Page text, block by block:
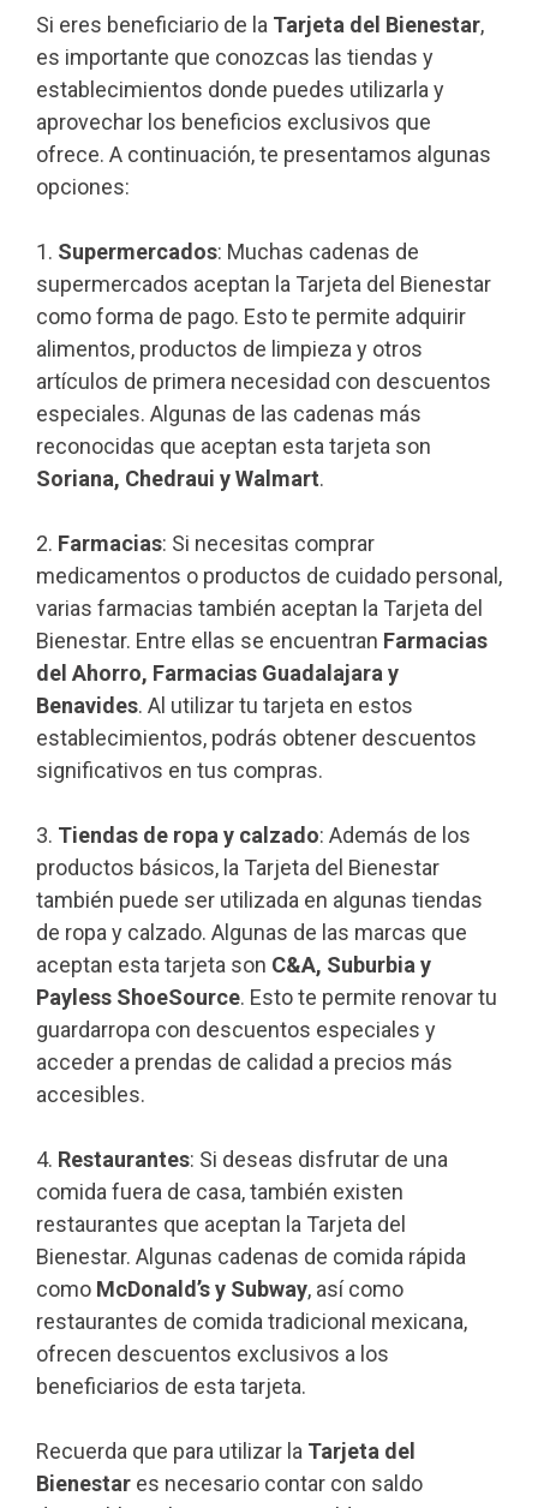
Si eres beneficiario de la Tarjeta del Bienestar,
es importante que conozcas las tiendas y
establecimientos donde puedes utilizarla y
aprovechar los beneficios exclusivos que
ofrece. A continuación, te presentamos algunas
opciones:
1. Supermercados: Muchas cadenas de
supermercados aceptan la Tarjeta del Bienestar
como forma de pago. Esto te permite adquirir
alimentos, productos de limpieza y otros
artículos de primera necesidad con descuentos
especiales. Algunas de las cadenas más
reconocidas que aceptan esta tarjeta son
Soriana, Chedraui y Walmart.
2. Farmacias: Si necesitas comprar
medicamentos o productos de cuidado personal,
varias farmacias también aceptan la Tarjeta del
Bienestar. Entre ellas se encuentran Farmacias
del Ahorro, Farmacias Guadalajara y
Benavides. Al utilizar tu tarjeta en estos
establecimientos, podrás obtener descuentos
significativos en tus compras.
3. Tiendas de ropa y calzado: Además de los
productos básicos, la Tarjeta del Bienestar
también puede ser utilizada en algunas tiendas
de ropa y calzado. Algunas de las marcas que
aceptan esta tarjeta son C&A, Suburbia y
Payless ShoeSource. Esto te permite renovar tu
guardarropa con descuentos especiales y
acceder a prendas de calidad a precios más
accesibles.
4. Restaurantes: Si deseas disfrutar de una
comida fuera de casa, también existen
restaurantes que aceptan la Tarjeta del
Bienestar. Algunas cadenas de comida rápida
como McDonald’s y Subway, así como
restaurantes de comida tradicional mexicana,
ofrecen descuentos exclusivos a los
beneficiarios de esta tarjeta.
Recuerda que para utilizar la Tarjeta del
Bienestar es necesario contar con saldo